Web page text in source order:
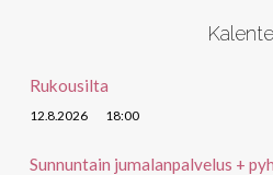
Rukousilta
12.8.2026 18:00
Sunnuntain jumalanpalvelus +